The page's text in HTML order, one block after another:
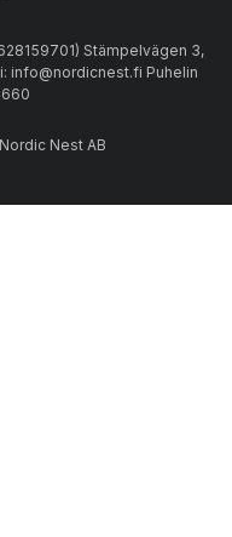
Stämpelvägen 3,
info@nordicnest.fi Puhelin
Nest AB